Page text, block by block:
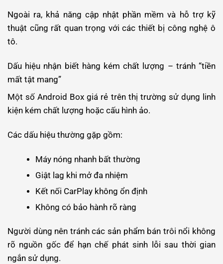
Ngoài ra, khả năng cập nhật phần mềm và hỗ trợ kỹ
thuật cũng rất quan trọng với các thiết bị công nghệ ô
tô.
Dấu hiệu nhận biết hàng kém chất lượng – tránh “tiền
mất tật mang”
Một số Android Box giá rẻ trên thị trường sử dụng linh
kiện kém chất lượng hoặc cấu hình ảo.
Các dấu hiệu thường gặp gồm:
Máy nóng nhanh bất thường
Giật lag khi mở đa nhiệm
Kết nối CarPlay không ổn định
Không có bảo hành rõ ràng
Người dùng nên tránh các sản phẩm bán trôi nổi không
rõ nguồn gốc để hạn chế phát sinh lỗi sau thời gian
ngắn sử dụng.